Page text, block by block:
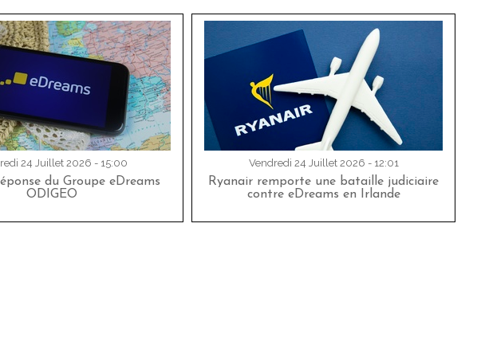
24 Juillet 2026 - 15:00
du Groupe eDreams
ODIGEO
Vendredi 24 Juillet 2026 - 12:01
Ryanair remporte une bataille judiciaire
contre eDreams en Irlande